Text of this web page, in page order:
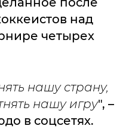
над
четырех
нашу страну,
нашу игру", –
в соцсетях.